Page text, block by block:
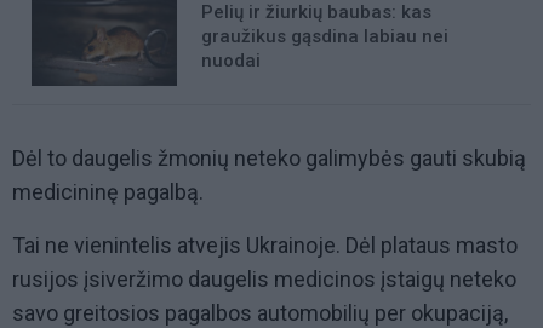
Pelių ir žiurkių baubas: kas
graužikus gąsdina labiau nei
nuodai
Dėl to daugelis žmonių neteko galimybės gauti skubią
medicininę pagalbą.
Tai ne vienintelis atvejis Ukrainoje. Dėl plataus masto
rusijos įsiveržimo daugelis medicinos įstaigų neteko
savo greitosios pagalbos automobilių per okupaciją,